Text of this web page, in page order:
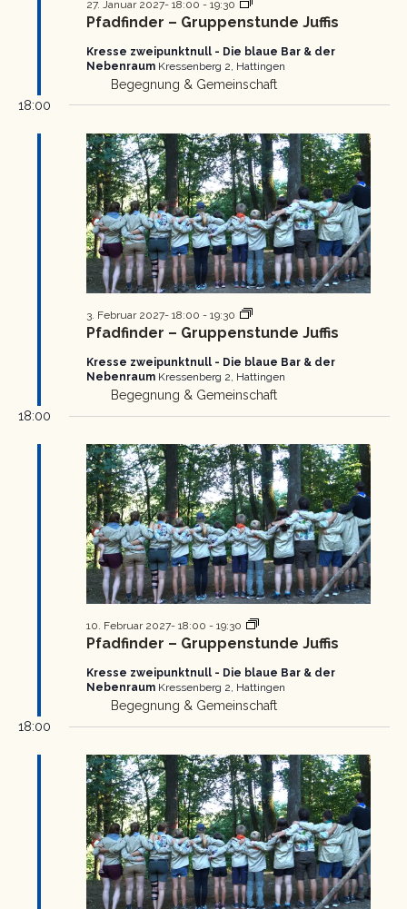
Pfadfinder – Gruppenstunde Juffis
27. Januar 2027- 18:00 - 19:30
Pfadfinder
Gruppenstunde
Kresse zweipunktnull - Die blaue Bar & der
Nebenraum Kressenberg 2, Hattingen
Begegnung & Gemeinschaft
18:00
Pfadfinder – Gruppenstunde Juffis
3. Februar 2027- 18:00 - 19:30
Pfadfinder
Gruppenstunde
Kresse zweipunktnull - Die blaue Bar & der
Nebenraum Kressenberg 2, Hattingen
Begegnung & Gemeinschaft
18:00
Pfadfinder – Gruppenstunde Juffis
10. Februar 2027- 18:00 - 19:30
Pfadfinder
Gruppenstunde
Kresse zweipunktnull - Die blaue Bar & der
Nebenraum Kressenberg 2, Hattingen
Begegnung & Gemeinschaft
18:00